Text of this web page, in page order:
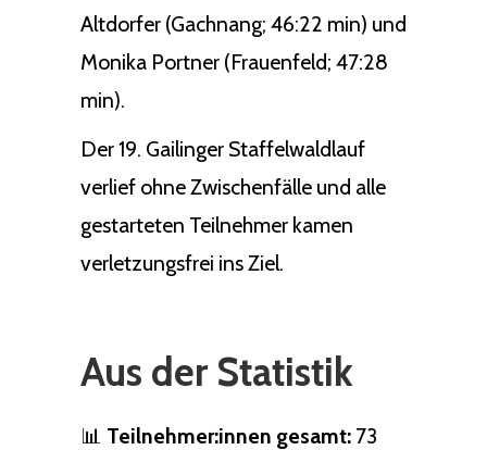
Altdorfer (Gachnang; 46:22 min) und
Monika Portner (Frauenfeld; 47:28
min).
Der 19. Gailinger Staffelwaldlauf
verlief ohne Zwischenfälle und alle
gestarteten Teilnehmer kamen
verletzungsfrei ins Ziel.
Aus der Statistik
📊 Teilnehmer:innen gesamt: 73